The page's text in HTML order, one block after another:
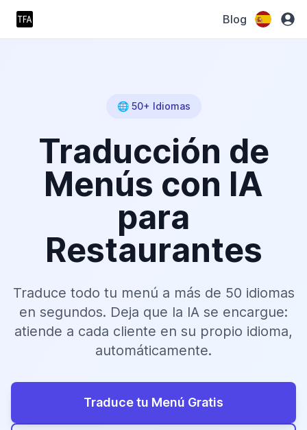
Blog
🌐 50+ Idiomas
Traducción de
Menús con IA
para
Restaurantes
Traduce todo tu menú a más de 50 idiomas
en segundos. Deja que la IA se encargue:
atiende a cada cliente en su propio idioma,
automáticamente.
Traduce tu Menú Gratis